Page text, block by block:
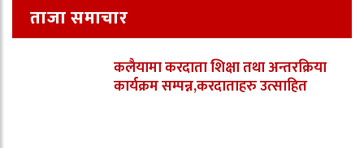
ताजा समाचार
कलैयामा करदाता शिक्षा तथा अन्तरक्रिया
कार्यक्रम सम्पन्न,करदाताहरु उत्साहित